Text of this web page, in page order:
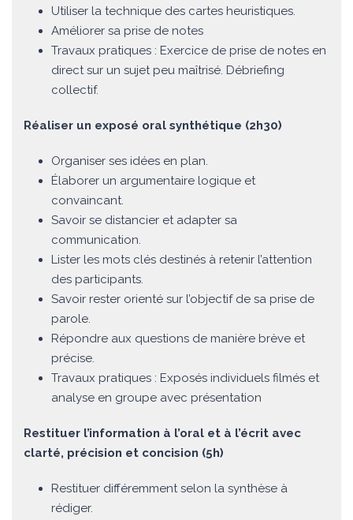
Utiliser la technique des cartes heuristiques.
Améliorer sa prise de notes
Travaux pratiques : Exercice de prise de notes en
direct sur un sujet peu maîtrisé. Débriefing
collectif.
Réaliser un exposé oral synthétique (2h30)
Organiser ses idées en plan.
Élaborer un argumentaire logique et
convaincant.
Savoir se distancier et adapter sa
communication.
Lister les mots clés destinés à retenir l’attention
des participants.
Savoir rester orienté sur l’objectif de sa prise de
parole.
Répondre aux questions de manière brève et
précise.
Travaux pratiques : Exposés individuels filmés et
analyse en groupe avec présentation
Restituer l’information à l’oral et à l’écrit avec
clarté, précision et concision (5h)
Restituer différemment selon la synthèse à
rédiger.